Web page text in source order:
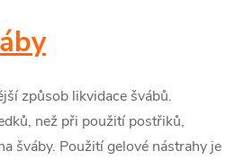
způsob likvidace švábů.
než při použití postřiků,
šváby. Použití gelové nástrahy je